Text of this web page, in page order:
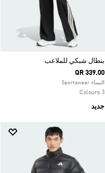
بنطال شبكي للملاعب
QR 339.00
النساء Sportswear
3 Colours
جديد